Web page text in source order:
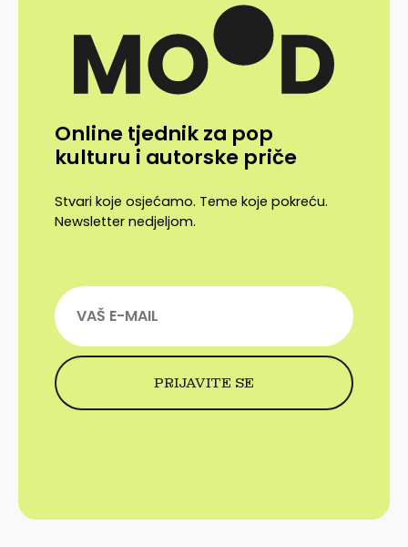
Online tjednik za pop
kulturu i autorske priče
Stvari koje osjećamo. Teme koje pokreću.
Newsletter nedjeljom.